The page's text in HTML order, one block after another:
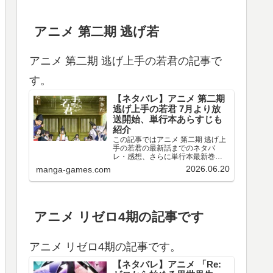
アニメ 第二期 逃げ若
アニメ 第二期 逃げ上手の若君の記事で
す。
【ネタバレ】アニメ 第二期
逃げ上手の若君 7月より放
送開始、単行本あらすじも
紹介
この記事ではアニメ 第二期 逃げ上
手の若君の最新話までのネタバ
レ・感想、さらに単行本最新巻ま
でのあらすじ・まとめ等をご紹介
します。TVアニメ 逃げ上手の若君
第十三～十五回のネタバレ、感想
manga-games.com 2026.06.20
アニメ リゼロ4期の記事です
アニメ リゼロ4期の記事です。
【ネタバレ】アニメ 「Re: